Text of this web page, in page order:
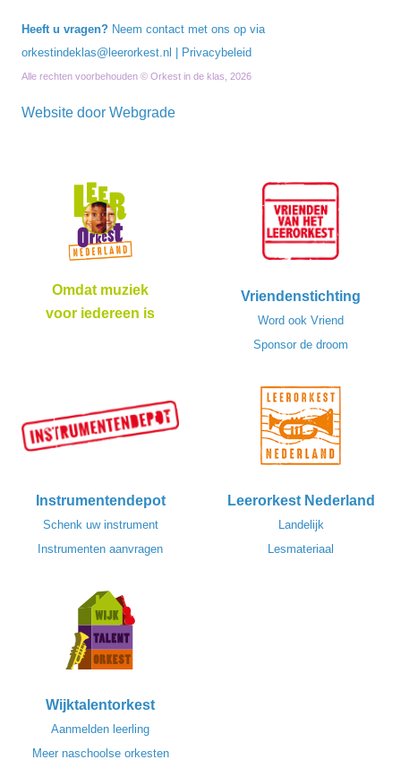
Omdat muziek
voor iedereen is
Vriendenstichting
Word ook Vriend
Sponsor de droom
Instrumentendepot
Schenk uw instrument
Instrumenten aanvragen
Leerorkest Nederland
Landelijk
Lesmateriaal
Wijktalentorkest
Aanmelden leerling
Meer naschoolse orkesten
Heeft u vragen? Neem contact met ons op via
orkestindeklas@leerorkest.nl
Privacybeleid
Alle rechten voorbehouden © Orkest in de klas, 2026
Website door Webgrade